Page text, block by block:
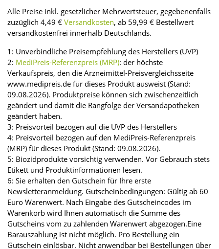
Alle Preise inkl. gesetzlicher Mehrwertsteuer, gegebenenfalls
zuzüglich 4,49 € Versandkosten, ab 59,99 € Bestellwert
versandkostenfrei innerhalb Deutschlands.
1: Unverbindliche Preisempfehlung des Herstellers (UVP)
2: MediPreis-Referenzpreis (MRP): der höchste
Verkaufspreis, den die Arzneimittel-Preisvergleichsseite
www.medipreis.de für dieses Produkt ausweist (Stand:
09.08.2026). Produktpreise können sich zwischenzeitlich
geändert und damit die Rangfolge der Versandapotheken
geändert haben.
3: Preisvorteil bezogen auf die UVP des Herstellers
4: Preisvorteil bezogen auf den MediPreis-Referenzpreis
(MRP) für dieses Produkt (Stand: 09.08.2026).
5: Biozidprodukte vorsichtig verwenden. Vor Gebrauch stets
Etikett und Produktinformationen lesen.
6: Sie erhalten den Gutschein für Ihre erste
Newsletteranmeldung. Gutscheinbedingungen: Gültig ab 60
Euro Warenwert. Nach Eingabe des Gutscheincodes im
Warenkorb wird Ihnen automatisch die Summe des
Gutscheins vom zu zahlenden Warenwert abgezogen.Eine
Barauszahlung ist nicht möglich. Pro Bestellung ein
Gutschein einlösbar. Nicht anwendbar bei Bestellungen über